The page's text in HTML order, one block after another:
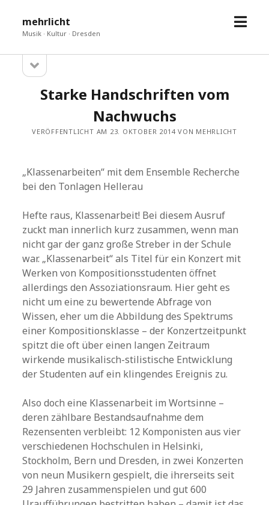
mehrlicht
Musik · Kultur · Dresden
Menü
Sidebar
öffnen
Starke Handschriften vom
Nachwuchs
VERÖFFENTLICHT AM 23. OKTOBER 2014 VON MEHRLICHT
„Klassenarbeiten“ mit dem Ensemble Recherche
bei den Tonlagen Hellerau
Hefte raus, Klassenarbeit! Bei diesem Ausruf
zuckt man innerlich kurz zusammen, wenn man
nicht gar der ganz große Streber in der Schule
war. „Klassenarbeit“ als Titel für ein Konzert mit
Werken von Kompositionsstudenten öffnet
allerdings den Assoziationsraum. Hier geht es
nicht um eine zu bewertende Abfrage von
Wissen, eher um die Abbildung des Spektrums
einer Kompositionsklasse – der Konzertzeitpunkt
spitzt die oft über einen langen Zeitraum
wirkende musikalisch-stilistische Entwicklung
der Studenten auf ein klingendes Ereignis zu.
Also doch eine Klassenarbeit im Wortsinne –
deren zählbare Bestandsaufnahme dem
Rezensenten verbleibt: 12 Komponisten aus vier
verschiedenen Hochschulen in Helsinki,
Stockholm, Bern und Dresden, in zwei Konzerten
von neun Musikern gespielt, die ihrerseits seit
29 Jahren zusammenspielen und gut 600